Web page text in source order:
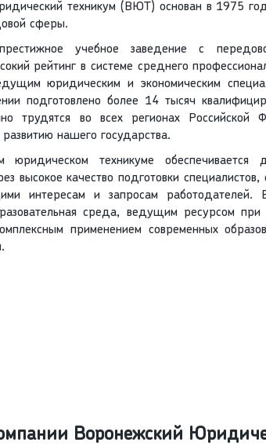
техникум (ВЮТ) основан в 1975
сферы.
учебное заведение с
рейтинг в системе среднего
юридическим и экономическим
подготовлено более 14 тысяч
трудятся во всех регионах Российской
нашего государства.
юридическом техникуме обеспечивается
высокое качество подготовки
интересам и запросам работодателей.
среда, ведущим ресурсом при
применением современных
Воронежский